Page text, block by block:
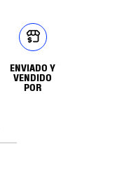
ENVIADO Y
VENDIDO
POR